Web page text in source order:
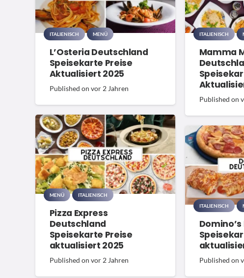
ITALIENISCH MENÜ
L’Osteria Deutschland
Speisekarte Preise
Aktualisiert 2025
Published on vor 2 Jahren
ITALIENISCH
Mamma
Published on
MENÜ ITALIENISCH
Pizza Express
Deutschland
Speisekarte Preise
aktualisiert 2025
Published on vor 2 Jahren
ITALIENISCH
Published on